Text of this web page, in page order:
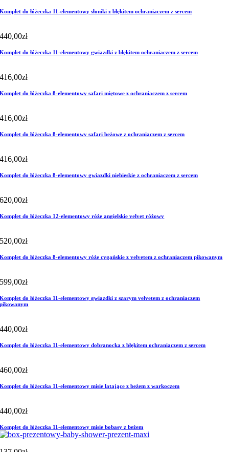
Komplet do łóżeczka 11-elementowy słoniki z błękitem ochraniaczem z sercem
440,00zł
Komplet do łóżeczka 11-elementowy gwiazdki z błękitem ochraniaczem z sercem
416,00zł
Komplet do łóżeczka 8-elementowy safari miętowe z ochraniaczem z sercem
416,00zł
Komplet do łóżeczka 8-elementowy safari beżowe z ochraniaczem z sercem
416,00zł
Komplet do łóżeczka 8-elementowy gwiazdki niebieskie z ochraniaczem z sercem
620,00zł
Komplet do łóżeczka 12-elementowy róże angielskie velvet różowy
520,00zł
Komplet do łóżeczka 8-elementowy róże cygańskie z velvetem z ochraniaczem pikowanym
599,00zł
Komplet do łóżeczka 11-elementowy gwiazdki z szarym velvetem z ochraniaczem
pikowanym
440,00zł
Komplet do łóżeczka 11-elementowy dobranocka z błękitem ochraniaczem z sercem
460,00zł
Komplet do łóżeczka 11-elementowy misie latające z beżem z warkoczem
440,00zł
Komplet do łóżeczka 11-elementowy misie bobasy z beżem